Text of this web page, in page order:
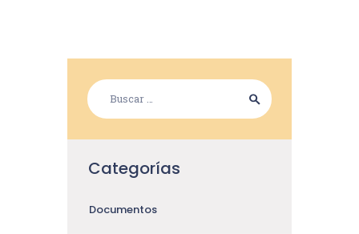
Categorías
Documentos